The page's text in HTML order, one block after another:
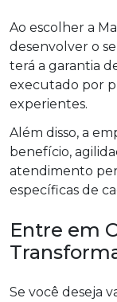
Ao escolher a
desenvolver o
terá a garantia
executado por
experientes.
Além disso, a
benefício,
atendimento
específicas de
Entre em
Se você deseja